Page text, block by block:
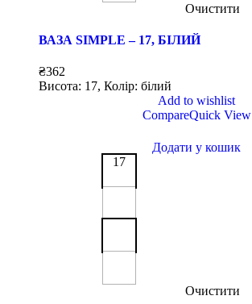
Очистити
ВАЗА SIMPLE – 17, БІЛИЙ
₴362
Висота: 17, Колір: білий
Add to wishlist
CompareQuick View
Додати у кошик
17
Очистити